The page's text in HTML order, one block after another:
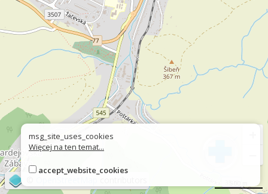
msg_site_uses_cookies
Więcej na ten temat...
accept_website_cookies